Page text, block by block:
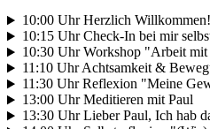
10:00 Uhr Herzlich Willkommen!
10:15 Uhr Check-In bei mir
10:30 Uhr Workshop "Arbeit mit
11:10 Uhr Achtsamkeit &
11:30 Uhr Reflexion "Meine
13:00 Uhr Meditieren mit Paul
13:30 Uhr Lieber Paul, Ich hab